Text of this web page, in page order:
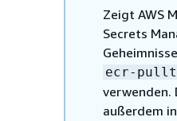
Zeigt AWS
Secrets
ecr-
verwenden.
außerdem